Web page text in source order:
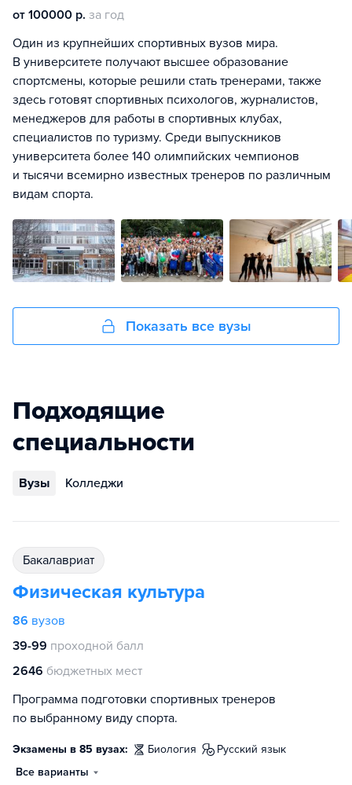
от 100000 р. за год
Один из крупнейших спортивных вузов мира.
В университете получают высшее образование
спортсмены, которые решили стать тренерами, также
здесь готовят спортивных психологов, журналистов,
менеджеров для работы в спортивных клубах,
специалистов по туризму. Среди выпускников
университета более 140 олимпийских чемпионов
и тысячи всемирно известных тренеров по различным
видам спорта.
Показать все вузы
Подходящие
специальности
Вузы Колледжи
бакалавриат
Физическая культура
86 вузов
39-99 проходной балл
2646 бюджетных мест
Программа подготовки спортивных тренеров
по выбранному виду спорта.
Экзамены в 85 вузах: биология
русский язык
Все варианты